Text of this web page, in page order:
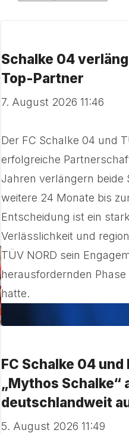
Schalke 04
Top-Partner
7. August 2026 11:46
Der FC Schalke 04 und
erfolgreiche
Jahren verlängern beide
weitere 24 Monate bis
Entscheidung ist ein
Verlässlichkeit und
TÜV NORD sein
herausfordernden
hatte.
FC Schalke 04
„Mythos Schalke“
deutschlandweit
5. August 2026 11:49